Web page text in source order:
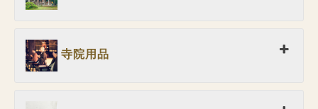
寺院用品